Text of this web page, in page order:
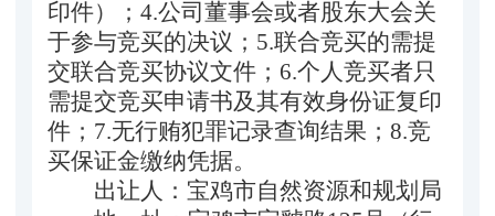
印件）；4.公司董事会或者股东大会关
于参与竞买的决议；5.联合竞买的需提
交联合竞买协议文件；6.个人竞买者只
需提交竞买申请书及其有效身份证复印
件；7.无行贿犯罪记录查询结果；8.竞
买保证金缴纳凭据。
出让人：宝鸡市自然资源和规划局